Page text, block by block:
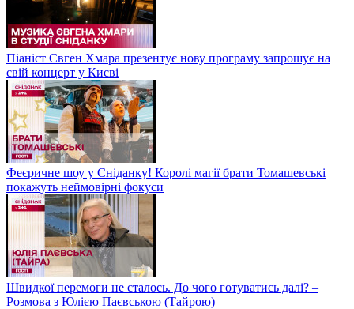
Піаніст Євген Хмара презентує нову програму запрошує на
свій концерт у Києві
Феєричне шоу у Сніданку! Королі магії брати Томашевські
покажуть неймовірні фокуси
Швидкої перемоги не сталось. До чого готуватись далі? –
Розмова з Юлією Паєвською (Тайрою)